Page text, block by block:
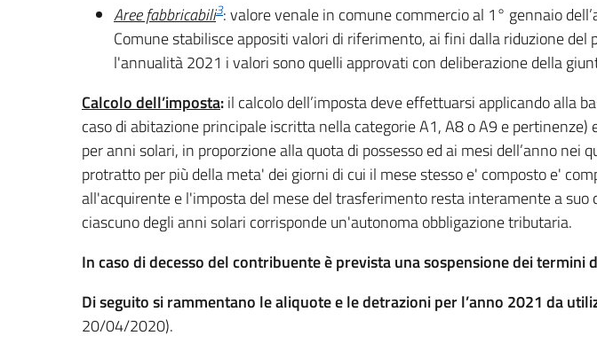
Aree fabbricabili3: valore venale in comune commercio al 1° gennaio
Comune stabilisce appositi valori di riferimento, ai fini dalla riduzione
l'annualità 2021 i valori sono quelli approvati con deliberazione della
Calcolo dell’imposta:il calcolo dell’imposta deve effettuarsi applicando alla
caso di abitazione principale iscritta nella categorie A1, A8 o A9 e
per anni solari, in proporzione alla quota di possesso ed ai mesi dell’anno
protratto per più della meta' dei giorni di cui il mese stesso e' composto e'
all'acquirente e l'imposta del mese del trasferimento resta interamente a suo
ciascuno degli anni solari corrisponde un'autonoma obbligazione tributaria.
In caso di decesso del contribuente è prevista una sospensione dei
Di seguito si rammentano le aliquote e le detrazioni per l’anno 2021 da
20/04/2020).